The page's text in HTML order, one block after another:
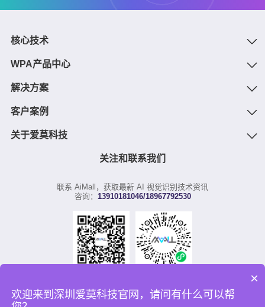
2022-05-11
AI中台何以成为企业数字化转型的重要支撑？
核心技术
WPA产品中心
解决方案
客户案例
关于爱莫科技
关注和联系我们
联系 AiMall，获取最新 AI 视觉识别技术资讯
咨询： 13910181046/18967792530
×
欢迎来到深圳爱莫科技官网，请问有什么可以帮